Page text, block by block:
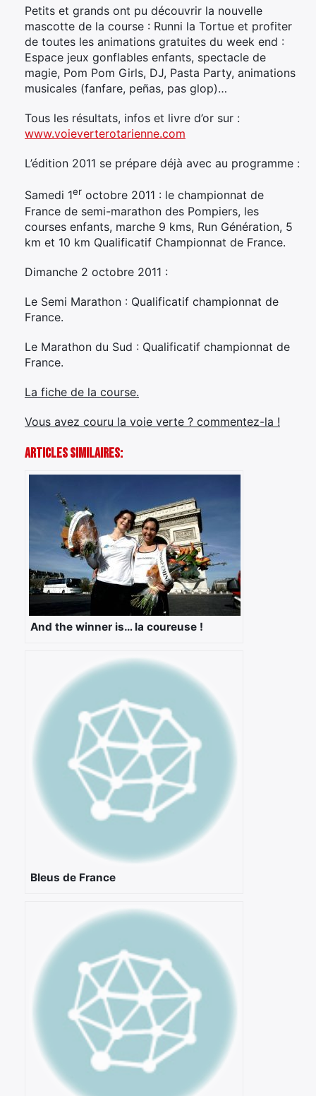
Petits et grands ont pu découvrir la nouvelle
mascotte de la course : Runni la Tortue et profiter
de toutes les animations gratuites du week end :
Espace jeux gonflables enfants, spectacle de
magie, Pom Pom Girls, DJ, Pasta Party, animations
musicales (fanfare, peñas, pas glop)…
Tous les résultats, infos et livre d’or sur :
www.voieverterotarienne.com
L’édition 2011 se prépare déjà avec au programme :
Samedi 1er octobre 2011 : le championnat de
France de semi-marathon des Pompiers, les
courses enfants, marche 9 kms, Run Génération, 5
km et 10 km Qualificatif Championnat de France.
Dimanche 2 octobre 2011 :
Le Semi Marathon : Qualificatif championnat de
France.
Le Marathon du Sud : Qualificatif championnat de
France.
La fiche de la course.
Vous avez couru la voie verte ? commentez-la !
Articles Similaires:
And the winner is… la coureuse !
Bleus de France